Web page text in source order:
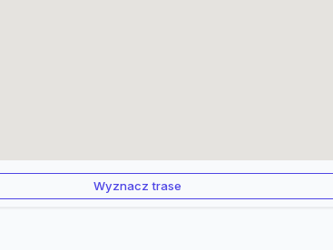
Wyznacz trase